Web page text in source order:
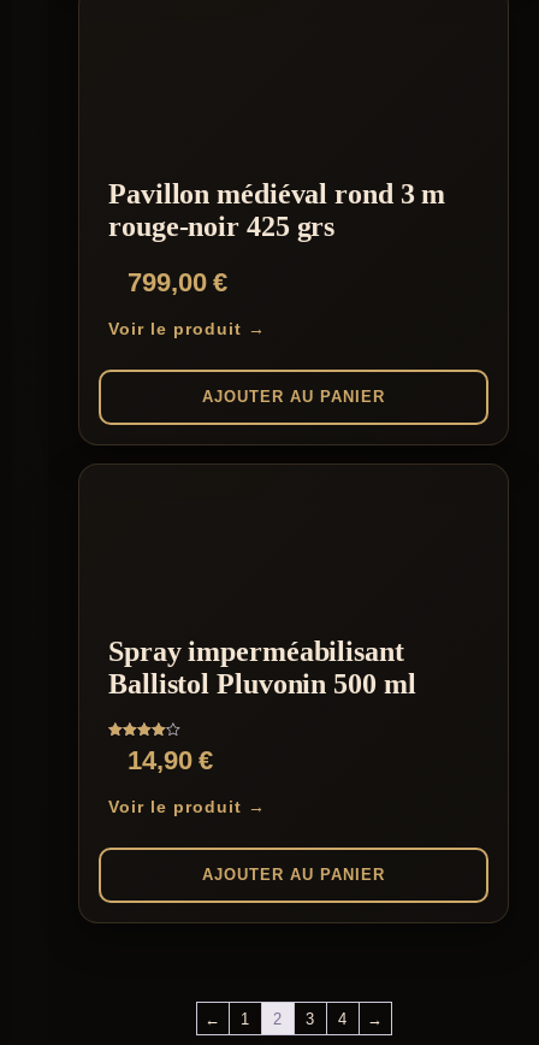
Pavillon médiéval rond 3 m
rouge-noir 425 grs
799,00€
Voir le produit →
AJOUTER AU PANIER
Spray imperméabilisant
Ballistol Pluvonin 500 ml
Note14,90€
Voir le produit →
AJOUTER AU PANIER
← 1 2 3 4 →